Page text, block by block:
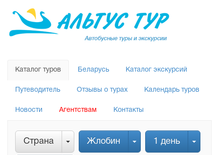
Каталог туров Беларусь Каталог экскурсий
Путеводитель Отзывы о турах Календарь туров
Новости Агентствам Контакты
Страна Жлобин 1 день